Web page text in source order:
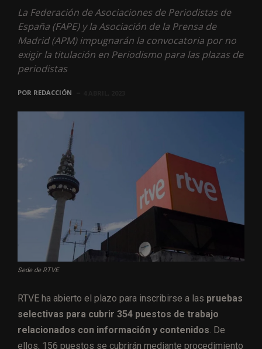
La Federación de Asociaciones de Periodistas de
España (FAPE) y la Asociación de la Prensa de
Madrid (APM) impugnarán la convocatoria por no
exigir la titulación en Periodismo para las plazas de
periodistas
POR REDACCIÓN
Sede de RTVE
RTVE ha abierto el plazo para inscribirse a las pruebas
selectivas para cubrir 354 puestos de trabajo
relacionados con información y contenidos. De
ellos, 156 puestos se cubrirán mediante procedimiento